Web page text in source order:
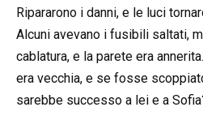
Ripararono i danni, e le luci
Alcuni avevano i fusibili saltati,
cablatura, e la parete era
era vecchia, e se fosse
sarebbe successo a lei e a